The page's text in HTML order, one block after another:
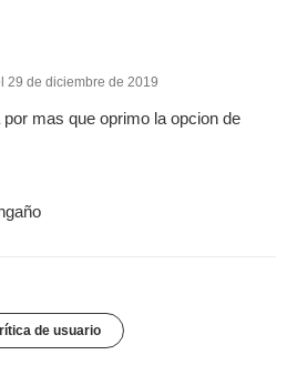
29 de diciembre de 2019
mas que oprimo la opcion de
de usuario